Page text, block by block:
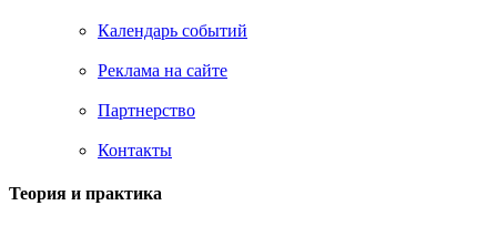
Календарь событий
Реклама на сайте
Партнерство
Контакты
Теория и практика